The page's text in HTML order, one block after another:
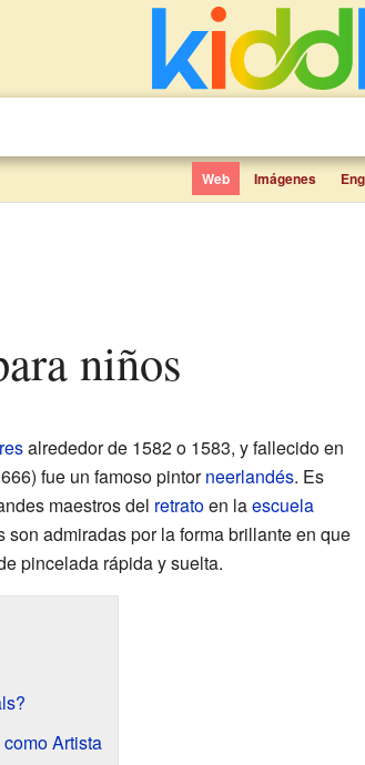
Web Imágenes
niños
alrededor de 1582 o 1583, y fallecido en
fue un famoso pintorneerlandés. Es
maestros del retratoen laescuela
son admiradas por la forma brillante en que
pincelada rápida y suelta.
Artista